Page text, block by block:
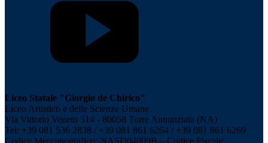
Liceo Statale "Giorgio de Chirico"
Liceo Artistico e delle Scienze Umane
Via Vittorio Veneto 514 - 80058 Torre Annunziata (NA)
Tel: +39 081 536 2838 / +39 081 861 6264 / +39 081 861 6269